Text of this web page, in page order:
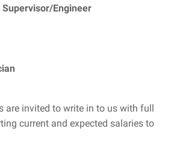
Engineer
are invited to write in to us with full
current and expected salaries to